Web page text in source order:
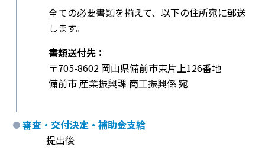
全ての必要書類を揃えて、以下の住所宛に郵送
します。
書類送付先：
〒705-8602 岡山県備前市東片上126番地
備前市 産業振興課 商工振興係 宛
審査・交付決定・補助金支給
提出後